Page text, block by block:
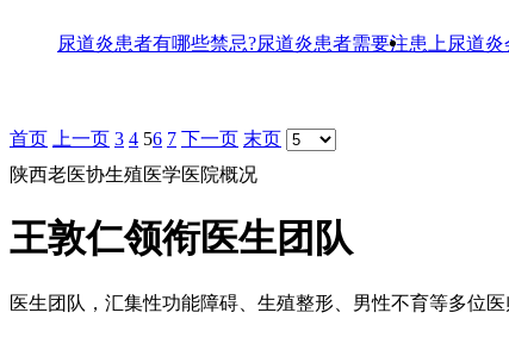
尿道炎患者有哪些禁忌?尿道炎患者需要注患上尿道
首页 上一页 3 4 56 7 下一页 末页
陕西老医协生殖医学医院概况
王敦仁领衔医生团队
医生团队，汇集性功能障碍、生殖整形、男性不育等多位医